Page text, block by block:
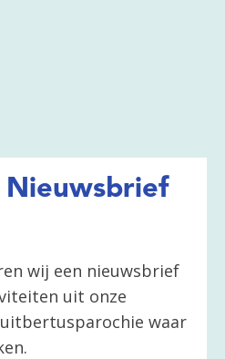
wij een nieuwsbrief
uit onze
waar